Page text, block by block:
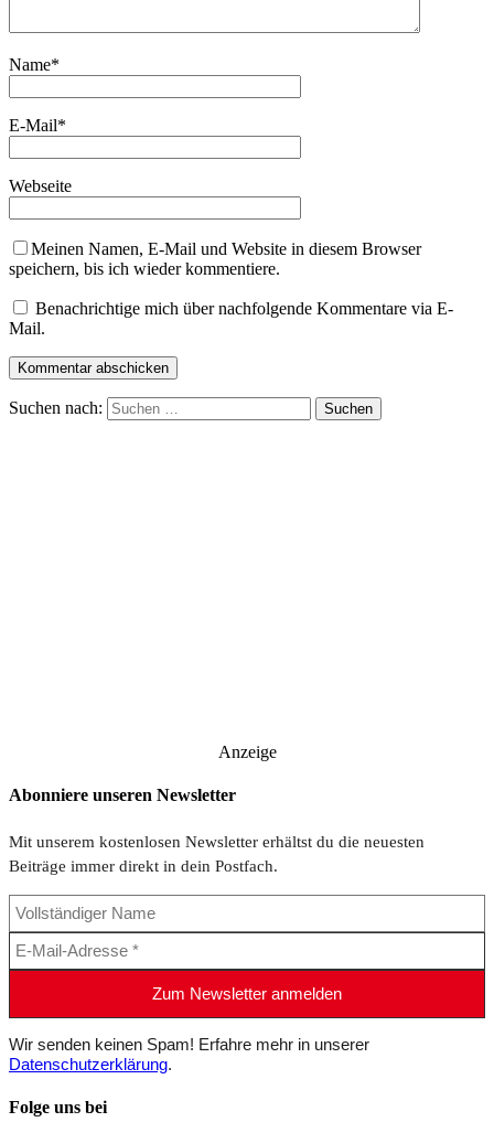
Name*
E-Mail*
Webseite
Meinen Namen, E-Mail und Website in diesem Browser
speichern, bis ich wieder kommentiere.
Benachrichtige mich über nachfolgende Kommentare via E-
Mail.
Suchen nach:
Anzeige
Abonniere unseren Newsletter
Mit unserem kostenlosen Newsletter erhältst du die neuesten
Beiträge immer direkt in dein Postfach.
Wir senden keinen Spam! Erfahre mehr in unserer
Datenschutzerklärung.
Folge uns bei